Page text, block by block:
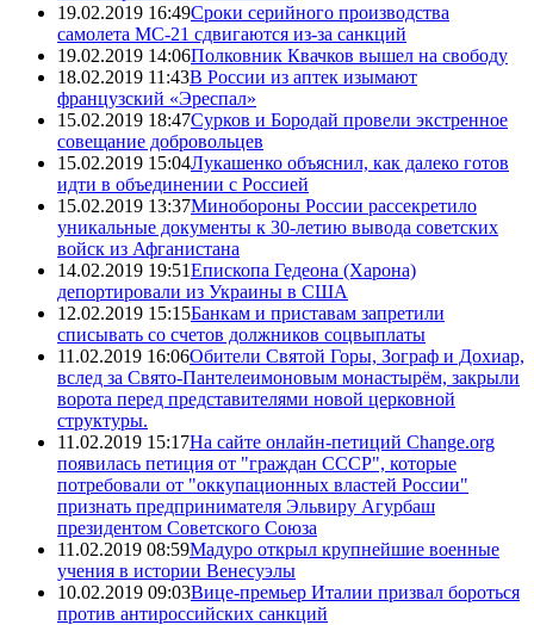
19.02.2019 16:49Сроки серийного производства
самолета МС-21 сдвигаются из-за санкций
19.02.2019 14:06Полковник Квачков вышел на свободу
18.02.2019 11:43В России из аптек изымают
французский «Эреспал»
15.02.2019 18:47Сурков и Бородай провели экстренное
совещание добровольцев
15.02.2019 15:04Лукашенко объяснил, как далеко готов
идти в объединении с Россией
15.02.2019 13:37Минобороны России рассекретило
уникальные документы к 30-летию вывода советских
войск из Афганистана
14.02.2019 19:51Епископа Гедеона (Харона)
депортировали из Украины в США
12.02.2019 15:15Банкам и приставам запретили
списывать со счетов должников соцвыплаты
11.02.2019 16:06Обители Святой Горы, Зограф и Дохиар,
вслед за Свято-Пантелеимоновым монастырём, закрыли
ворота перед представителями новой церковной
структуры.
11.02.2019 15:17На сайте онлайн-петиций Change.org
появилась петиция от "граждан СССР", которые
потребовали от "оккупационных властей России"
признать предпринимателя Эльвиру Агурбаш
президентом Советского Союза
11.02.2019 08:59Мадуро открыл крупнейшие военные
учения в истории Венесуэлы
10.02.2019 09:03Вице-премьер Италии призвал бороться
против антироссийских санкций